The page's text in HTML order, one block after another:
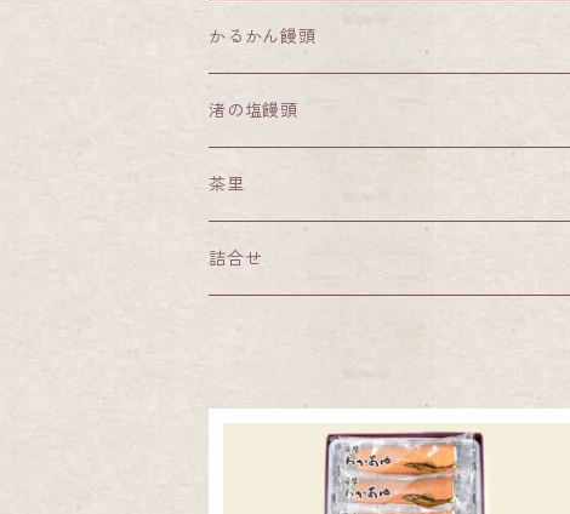
かるかん饅頭
渚の塩饅頭
茶里
詰合せ
かるかん饅頭・知覧茶かるかん・餡なしか
薩摩わかあゆ・知覧茶かるかん詰合せ